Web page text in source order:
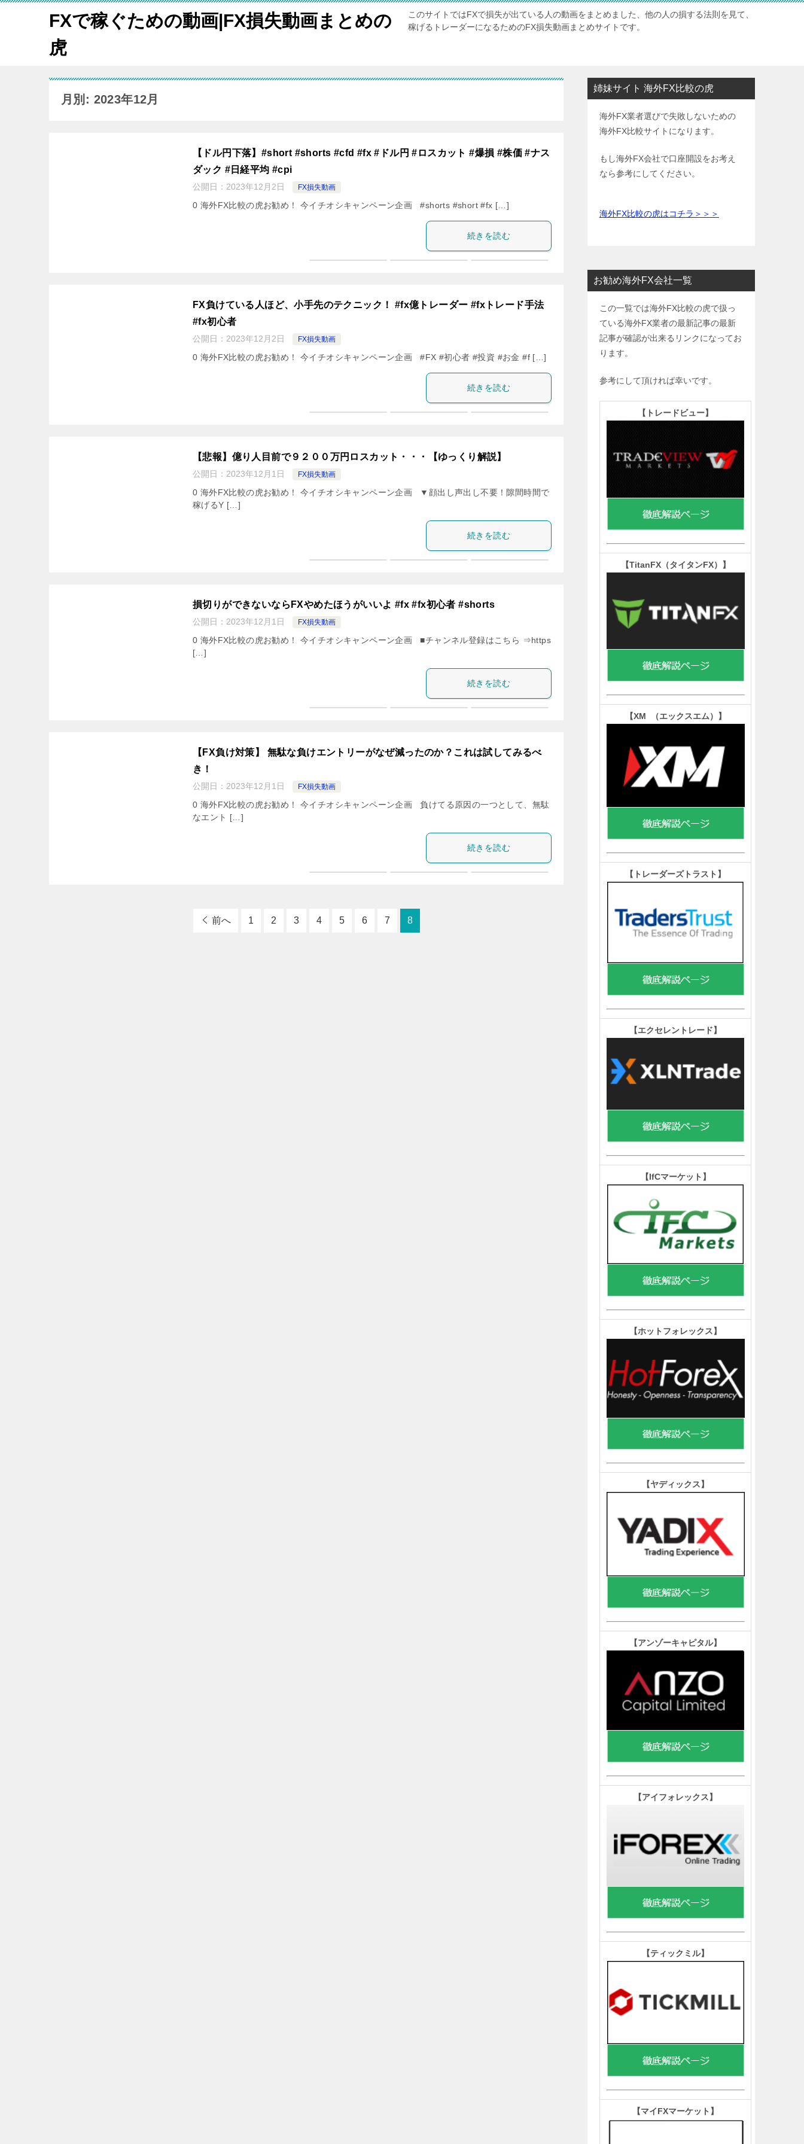
FXで稼ぐための動画|FX損失動画まとめの
虎
このサイトではFXで損失が出ている人の動画をまとめました、他の人の損する法則を見て、
稼げるトレーダーになるためのFX損失動画まとめサイトです。
月別: 2023年12月
【ドル円下落】#short #shorts #cfd #fx #ドル円 #ロスカット #爆損 #株価 #ナス
ダック #日経平均 #cpi
公開日： 2023年12月2日 FX損失動画
0 海外FX比較の虎お勧め！ 今イチオシキャンペーン企画 #shorts #short #fx […]
続きを読む
FX負けている人ほど、小手先のテクニック！ #fx億トレーダー #fxトレード手法
#fx初心者
公開日： 2023年12月2日 FX損失動画
0 海外FX比較の虎お勧め！ 今イチオシキャンペーン企画 #FX #初心者 #投資 #お金 #f […]
続きを読む
【悲報】億り人目前で９２００万円ロスカット・・・【ゆっくり解説】
公開日： 2023年12月1日 FX損失動画
0 海外FX比較の虎お勧め！ 今イチオシキャンペーン企画 ▼顔出し声出し不要！隙間時間で
稼げるY […]
続きを読む
損切りができないならFXやめたほうがいいよ #fx #fx初心者 #shorts
公開日： 2023年12月1日 FX損失動画
0 海外FX比較の虎お勧め！ 今イチオシキャンペーン企画 ■チャンネル登録はこちら ⇒https
[…]
続きを読む
【FX負け対策】 無駄な負けエントリーがなぜ減ったのか？これは試してみるべ
き！
公開日： 2023年12月1日 FX損失動画
0 海外FX比較の虎お勧め！ 今イチオシキャンペーン企画 負けてる原因の一つとして、無駄
なエント […]
続きを読む
前へ 1 2 3 4 5 6 7 8
姉妹サイト 海外FX比較の虎
海外FX業者選びで失敗しないための
海外FX比較サイトになります。
もし海外FX会社で口座開設をお考え
なら参考にしてください。
海外FX比較の虎はコチラ＞＞＞
お勧め海外FX会社一覧
この一覧では海外FX比較の虎で扱っ
ている海外FX業者の最新記事の最新
記事が確認が出来るリンクになってお
ります。
参考にして頂ければ幸いです。
【 トレードビュー】
【TitanFX（タイタンFX） 】
【XM （エックスエム） 】
【トレーダーズトラスト 】
【エクセレントレード】
【IfCマーケット 】
【ホットフォレックス】
【ヤディックス】
【アンゾーキャピタル】
【アイフォレックス】
【ティックミル】
【マイFXマーケット 】